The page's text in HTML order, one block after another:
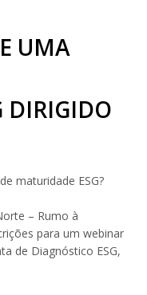
UMA
DIRIGIDO
maturidade ESG?
– Rumo à
para um webinar
de Diagnóstico ESG,